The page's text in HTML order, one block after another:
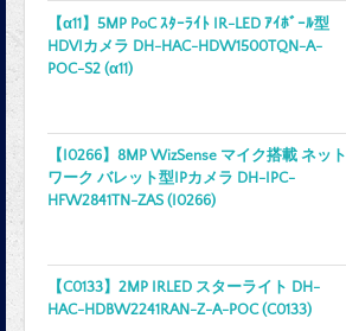
【α11】5MP PoC ｽﾀｰﾗｲﾄ IR-LED ｱｲﾎﾞｰﾙ型
HDVIカメラ DH-HAC-HDW1500TQN-A-
POC-S2 (α11)
【I0266】8MP WizSense マイク搭載 ネット
ワーク バレット型IPカメラ DH-IPC-
HFW2841TN-ZAS (I0266)
【C0133】2MP IRLED スターライト DH-
HAC-HDBW2241RAN-Z-A-POC (C0133)